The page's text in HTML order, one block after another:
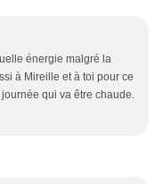
énergie malgré la
à Mireille et à toi pour ce
qui va être chaude.